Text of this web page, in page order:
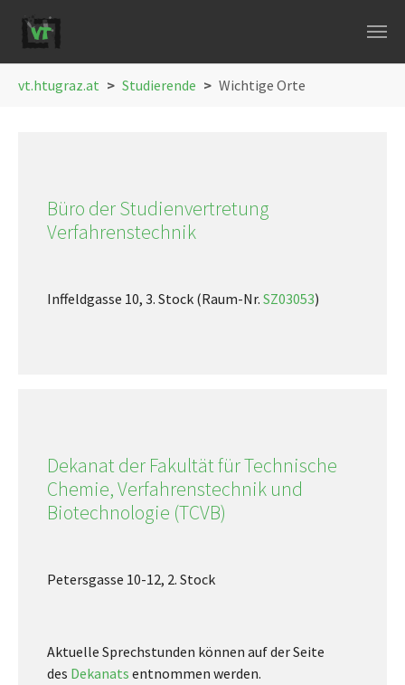
vt.htugraz.at Studierende Wichtige Orte
Büro der Studienvertretung
Verfahrenstechnik
Inffeldgasse 10, 3. Stock (Raum-Nr. SZ03053)
Dekanat der Fakultät für Technische
Chemie, Verfahrenstechnik und
Biotechnologie (TCVB)
Petersgasse 10-12, 2. Stock
Aktuelle Sprechstunden können auf der Seite
des Dekanats entnommen werden.